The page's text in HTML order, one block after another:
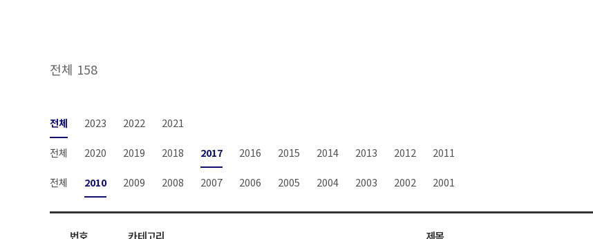
전체 158
전체 2023 2022 2021
전체 2020 2019 2018 2017 2016 2015 2014 2013 2012 2011
전체 2010 2009 2008 2007 2006 2005 2004 2003 2002 2001
번호 카테고리 제목